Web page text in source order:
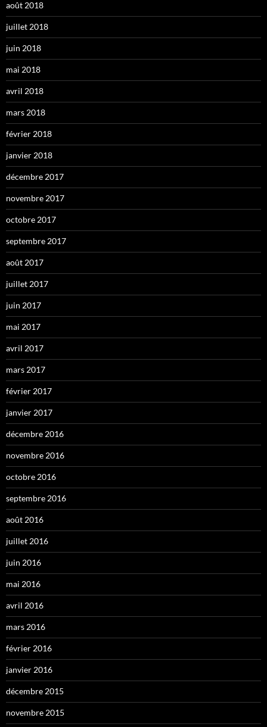
août 2018
juillet 2018
juin 2018
mai 2018
avril 2018
mars 2018
février 2018
janvier 2018
décembre 2017
novembre 2017
octobre 2017
septembre 2017
août 2017
juillet 2017
juin 2017
mai 2017
avril 2017
mars 2017
février 2017
janvier 2017
décembre 2016
novembre 2016
octobre 2016
septembre 2016
août 2016
juillet 2016
juin 2016
mai 2016
avril 2016
mars 2016
février 2016
janvier 2016
décembre 2015
novembre 2015